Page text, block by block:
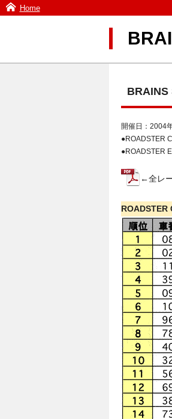
Home
BRAINS
開催日：2004
●ROADSTER
●ROADSTER
←全レ
ROADSTER